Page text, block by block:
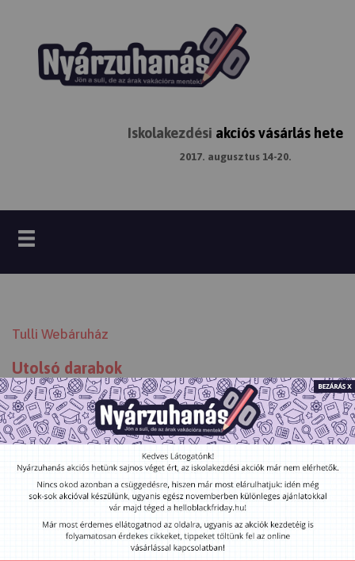
Iskolakezdési akciós vásárlás hete
2017. augusztus 14-20.
Tulli Webáruház
Utolsó darabok
Ajándék
Gyerekjáték
Játék
Százalékos kedvezmény